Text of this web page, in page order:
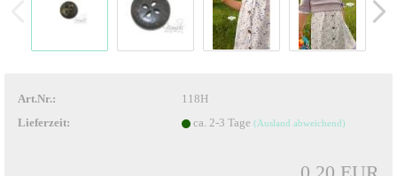
Art.Nr.:
118H
Lieferzeit:
ca. 2-3 Tage (Ausland abweichend)